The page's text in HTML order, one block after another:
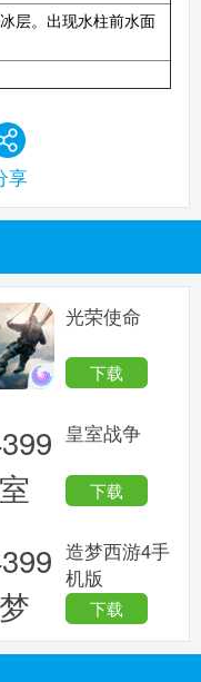
层。出现水柱前水面
享
光荣使命
下载
皇室战争
下载
造梦西游4手
机版
下载